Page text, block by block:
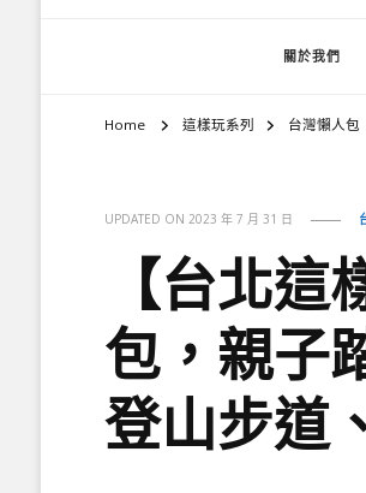
關於我們
Home 這樣玩系列 台灣懶人包
UPDATED ON 2023 年 7 月 31 日
【台北
包，親子
登山步道